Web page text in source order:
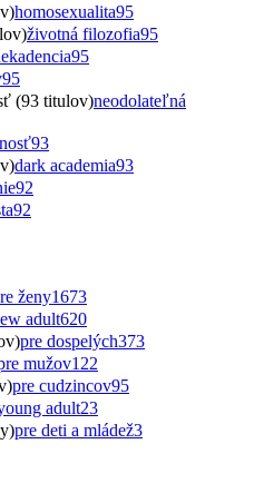
homosexualita95
životná filozofia95
95
95
(93 titulov)neodolateľná
93
dark academia93
92
92
ženy1673
adult620
pre dospelých373
mužov122
pre cudzincov95
adult23
pre deti a mládež3